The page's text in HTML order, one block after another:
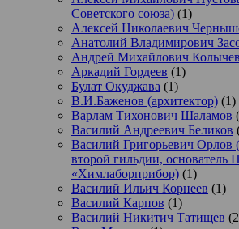
Советского союза) (1)
Алексей Николаевич
Анатолий Владимирович
Андрей Михайлович Колычев
Аркадий Гордеев (1)
Булат Окуджава (1)
В.И.Баженов (архитектор) (1)
Варлам Тихонович Шаламов
Василий Андреевич Беликов
Василий Григорьевич Орлов
второй гильдии, основатель
«Химлаборприбор) (1)
Василий Ильич Корнеев (1)
Василий Карпов (1)
Василий Никитич Татищев